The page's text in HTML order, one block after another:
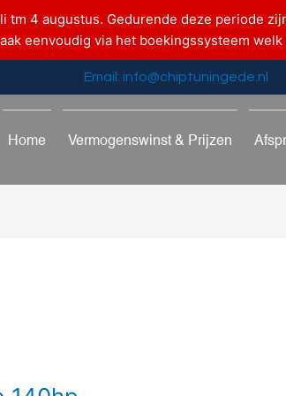
Email: info@chiptuningede.nl
Home Vermogenswinst & Prijzen
tm 4 augustus. Gedurende deze periode
eenvoudig via het boekingssysteem